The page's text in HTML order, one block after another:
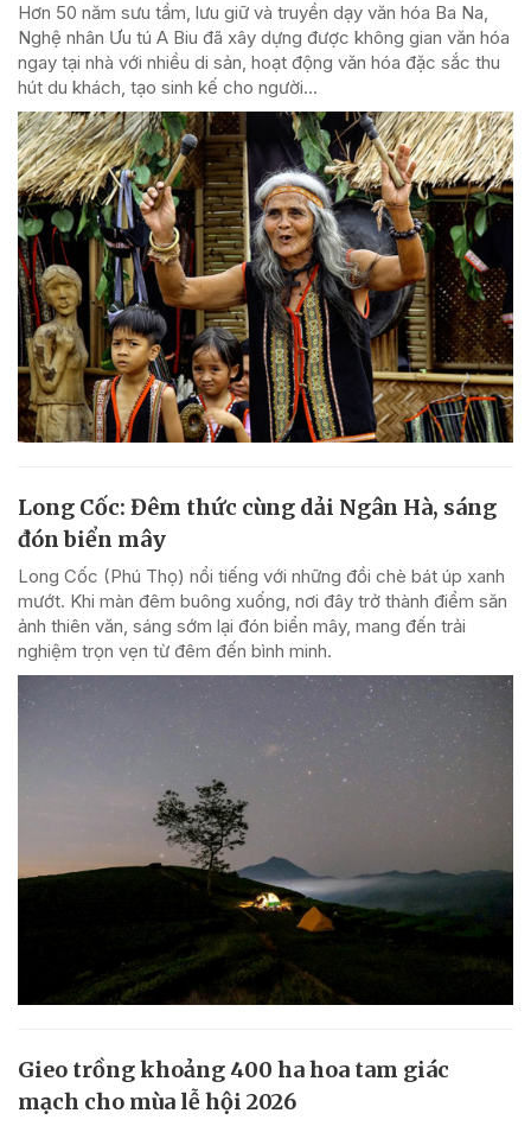
Hơn 50 năm sưu tầm, lưu giữ và truyền dạy văn hóa Ba Na,
Nghệ nhân Ưu tú A Biu đã xây dựng được không gian văn hóa
ngay tại nhà với nhiều di sản, hoạt động văn hóa đặc sắc thu
hút du khách, tạo sinh kế cho người...
Long Cốc: Đêm thức cùng dải Ngân Hà, sáng
đón biển mây
Long Cốc (Phú Thọ) nổi tiếng với những đồi chè bát úp xanh
mướt. Khi màn đêm buông xuống, nơi đây trở thành điểm săn
ảnh thiên văn, sáng sớm lại đón biển mây, mang đến trải
nghiệm trọn vẹn từ đêm đến bình minh.
Gieo trồng khoảng 400 ha hoa tam giác
mạch cho mùa lễ hội 2026